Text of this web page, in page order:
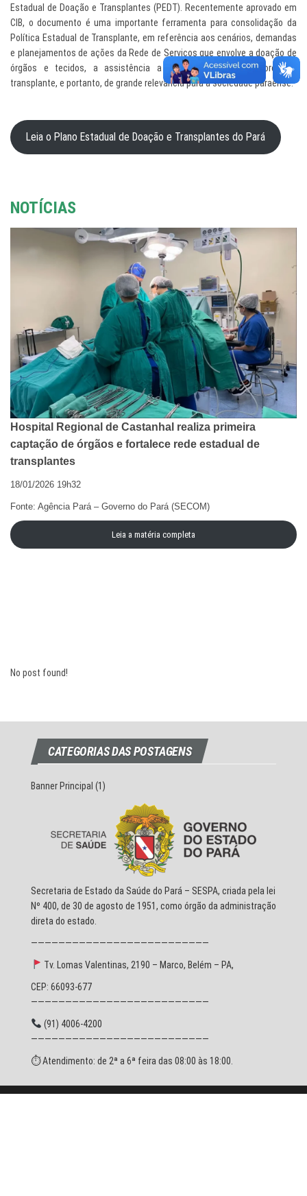
Estadual de Doação e Transplantes (PEDT). Recentemente aprovado em
CIB, o documento é uma importante ferramenta para consolidação da
Política Estadual de Transplante, em referência aos cenários, demandas
e planejamentos de ações da Rede de Serviços que envolve a doação de
órgãos e tecidos, a assistência a doadores e os receptores de
transplante, e portanto, de grande relevância para a sociedade paraense.
Leia o Plano Estadual de Doação e Transplantes do Pará
NOTÍCIAS
Hospital Regional de Castanhal realiza primeira
captação de órgãos e fortalece rede estadual de
transplantes
18/01/2026 19h32
Fonte: Agência Pará – Governo do Pará (SECOM)
Leia a matéria completa
No post found!
CATEGORIAS DAS POSTAGENS
Banner Principal (1)
Secretaria de Estado da Saúde do Pará – SESPA, criada pela lei
Nº 400, de 30 de agosto de 1951, como órgão da administração
direta do estado.
——————————————————————————
Tv. Lomas Valentinas, 2190 – Marco, Belém – PA,
CEP: 66093-677
——————————————————————————
(91) 4006-4200
——————————————————————————
⏱ Atendimento: de 2ª a 6ª feira das 08:00 às 18:00.